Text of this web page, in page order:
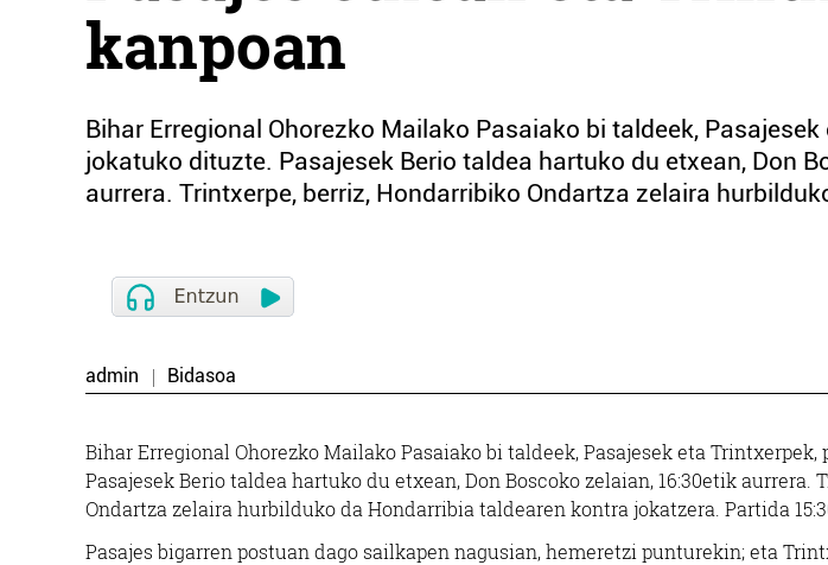
kanpoan
Bihar Erregional Ohorezko Mailako Pasaiako bi taldeek,
jokatuko dituzte. Pasajesek Berio taldea hartuko du etxean, Don
aurrera. Trintxerpe, berriz, Hondarribiko Ondartza zelaira
admin Bidasoa
Bihar Erregional Ohorezko Mailako Pasaiako bi taldeek, Pasajesek eta
Pasajesek Berio taldea hartuko du etxean, Don Boscoko zelaian, 16:30etik aurrera.
Ondartza zelaira hurbilduko da Hondarribia taldearen kontra jokatzera. Partida
Pasajes bigarren postuan dago sailkapen nagusian, hemeretzi punturekin; eta